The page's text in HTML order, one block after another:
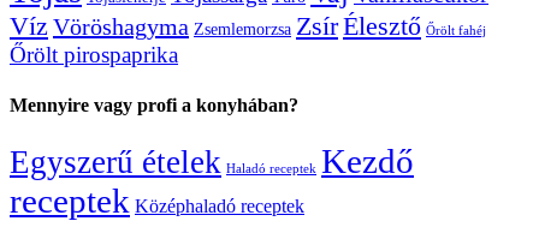
Víz Vöröshagyma Zsemlemorzsa ZsírÉlesztő Őrölt fahéj
Őrölt pirospaprika
Mennyire vagy profi a konyhában?
Egyszerű ételek Haladó receptek Kezdő
receptek Középhaladó receptek